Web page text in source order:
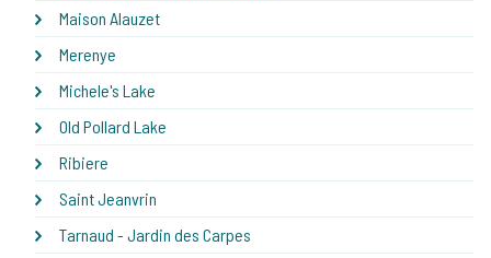
Maison Alauzet
Merenye
Michele's Lake
Old Pollard Lake
Ribiere
Saint Jeanvrin
Tarnaud - Jardin des Carpes